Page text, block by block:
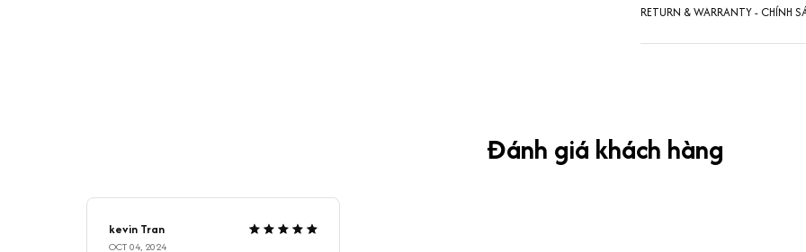
RETURN & WARRANTY - CHÍNH
Đánh giá khách hàng
kevin Tran
OCT 04, 2024